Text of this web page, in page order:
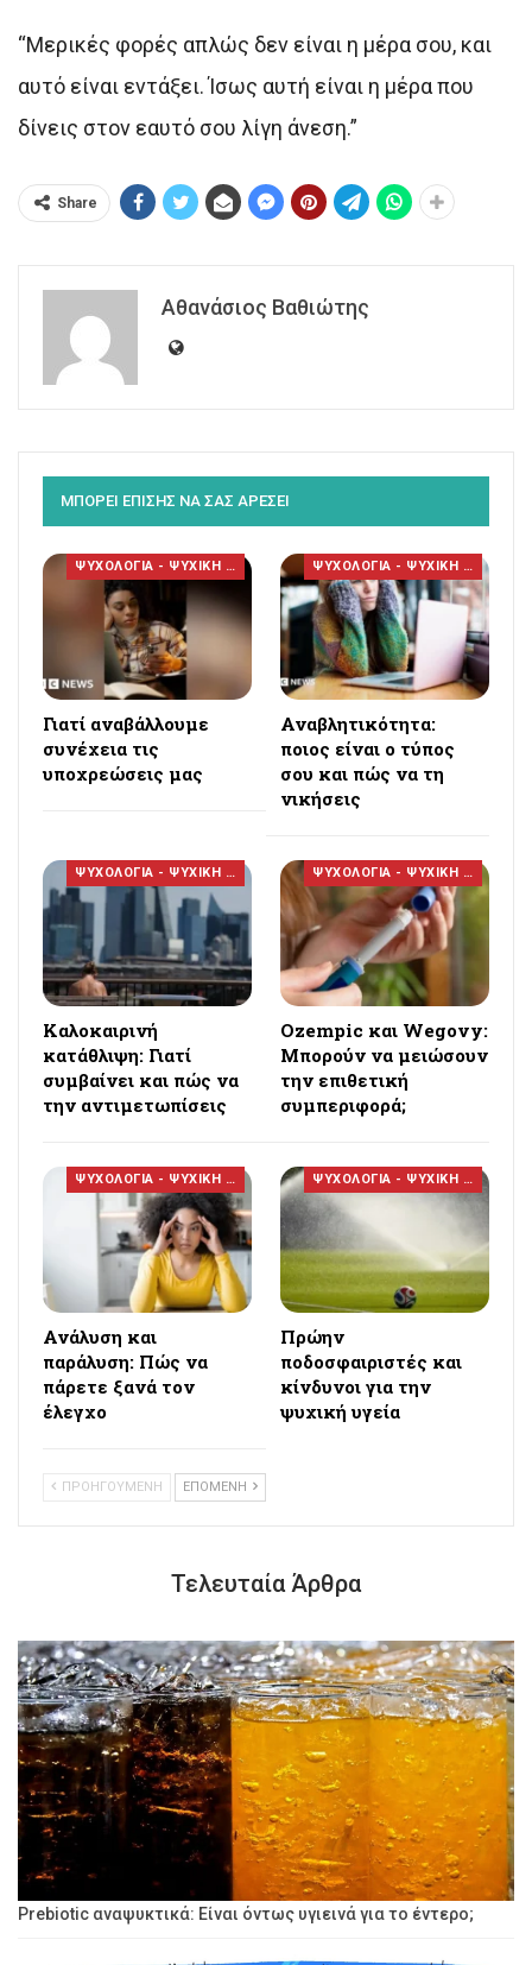
“Μερικές φορές απλώς δεν είναι η μέρα σου, και
αυτό είναι εντάξει. Ίσως αυτή είναι η μέρα που
δίνεις στον εαυτό σου λίγη άνεση.”
Share
Αθανάσιος Βαθιώτης
ΜΠΟΡΕΙ ΕΠΙΣΗΣ ΝΑ ΣΑΣ ΑΡΕΣΕΙ
ΨΥΧΟΛΟΓΙΑ - ΨΥΧΙΚΗ ΥΓΕΙΑ
Γιατί αναβάλλουμε
συνέχεια τις
υποχρεώσεις μας
ΨΥΧΟΛΟΓΙΑ - ΨΥΧΙΚΗ ΥΓΕΙΑ
Αναβλητικότητα:
ποιος είναι ο τύπος
σου και πώς να τη
νικήσεις
ΨΥΧΟΛΟΓΙΑ - ΨΥΧΙΚΗ ΥΓΕΙΑ
Καλοκαιρινή
κατάθλιψη: Γιατί
συμβαίνει και πώς να
την αντιμετωπίσεις
ΨΥΧΟΛΟΓΙΑ - ΨΥΧΙΚΗ ΥΓΕΙΑ
Ozempic και Wegovy:
Μπορούν να μειώσουν
την επιθετική
συμπεριφορά;
ΨΥΧΟΛΟΓΙΑ - ΨΥΧΙΚΗ ΥΓΕΙΑ
Ανάλυση και
παράλυση: Πώς να
πάρετε ξανά τον
έλεγχο
ΨΥΧΟΛΟΓΙΑ - ΨΥΧΙΚΗ ΥΓΕΙΑ
Πρώην
ποδοσφαιριστές και
κίνδυνοι για την
ψυχική υγεία
ΠΡΟΗΓΟΥΜΕΝΗ ΕΠΟΜΕΝΗ
Τελευταία Άρθρα
Prebiotic αναψυκτικά: Είναι όντως υγιεινά για το έντερο;